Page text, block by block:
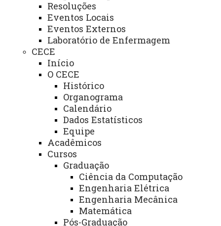
Resoluções
Eventos Locais
Eventos Externos
Laboratório de Enfermagem
CECE
Início
O CECE
Histórico
Organograma
Calendário
Dados Estatísticos
Equipe
Acadêmicos
Cursos
Graduação
Ciência da Computação
Engenharia Elétrica
Engenharia Mecânica
Matemática
Pós-Graduação
Fale Conosco - Unioeste
Serviços
Acesse
Ciranda Infantil
Sistemas do Campus
Restaurante Universitário